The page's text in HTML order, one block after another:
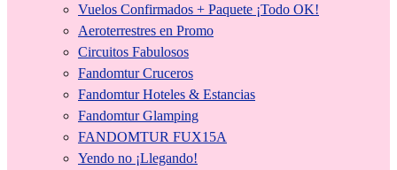
Vuelos Confirmados + Paquete ¡Todo OK!
Aeroterrestres en Promo
Circuitos Fabulosos
Fandomtur Cruceros
Fandomtur Hoteles & Estancias
Fandomtur Glamping
FANDOMTUR FUX15A
Yendo no ¡Llegando!